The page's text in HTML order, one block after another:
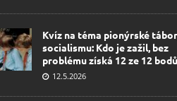
Kvíz na téma pionýrské
socialismu: Kdo je zažil, bez
problému získá 12 ze 12 bodů
12.5.2026